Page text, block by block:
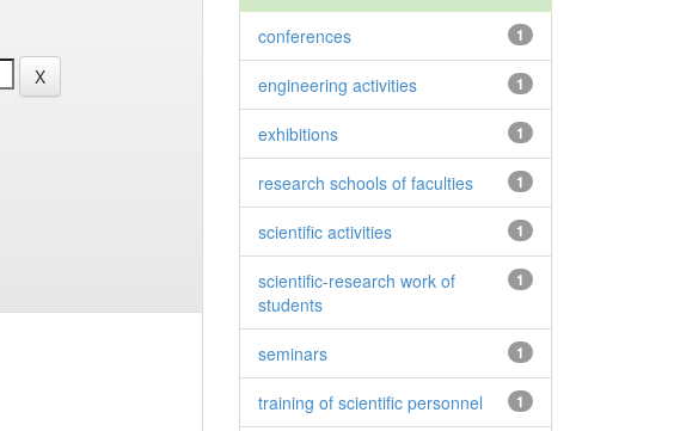
1
conferences
1
engineering activities
1
exhibitions
1
research schools of faculties
1
scientific activities
1
scientific-research work of
students
1
seminars
1
training of scientific personnel